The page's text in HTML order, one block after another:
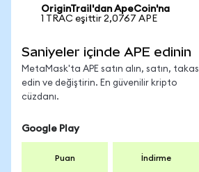
OriginTrail'dan ApeCoin'na
1 TRAC eşittir 2,0767 APE
Saniyeler içinde APE edinin
MetaMask'ta APE satın alın, satın, takas
edin ve değiştirin. En güvenilir kripto
cüzdanı.
Google Play
Puan İndirme